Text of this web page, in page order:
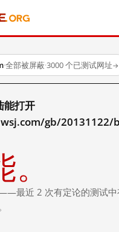
·全部被屏蔽·3000 个已测试网址→
能打开
gb/20131122/
最近 2 次有定论的测试中